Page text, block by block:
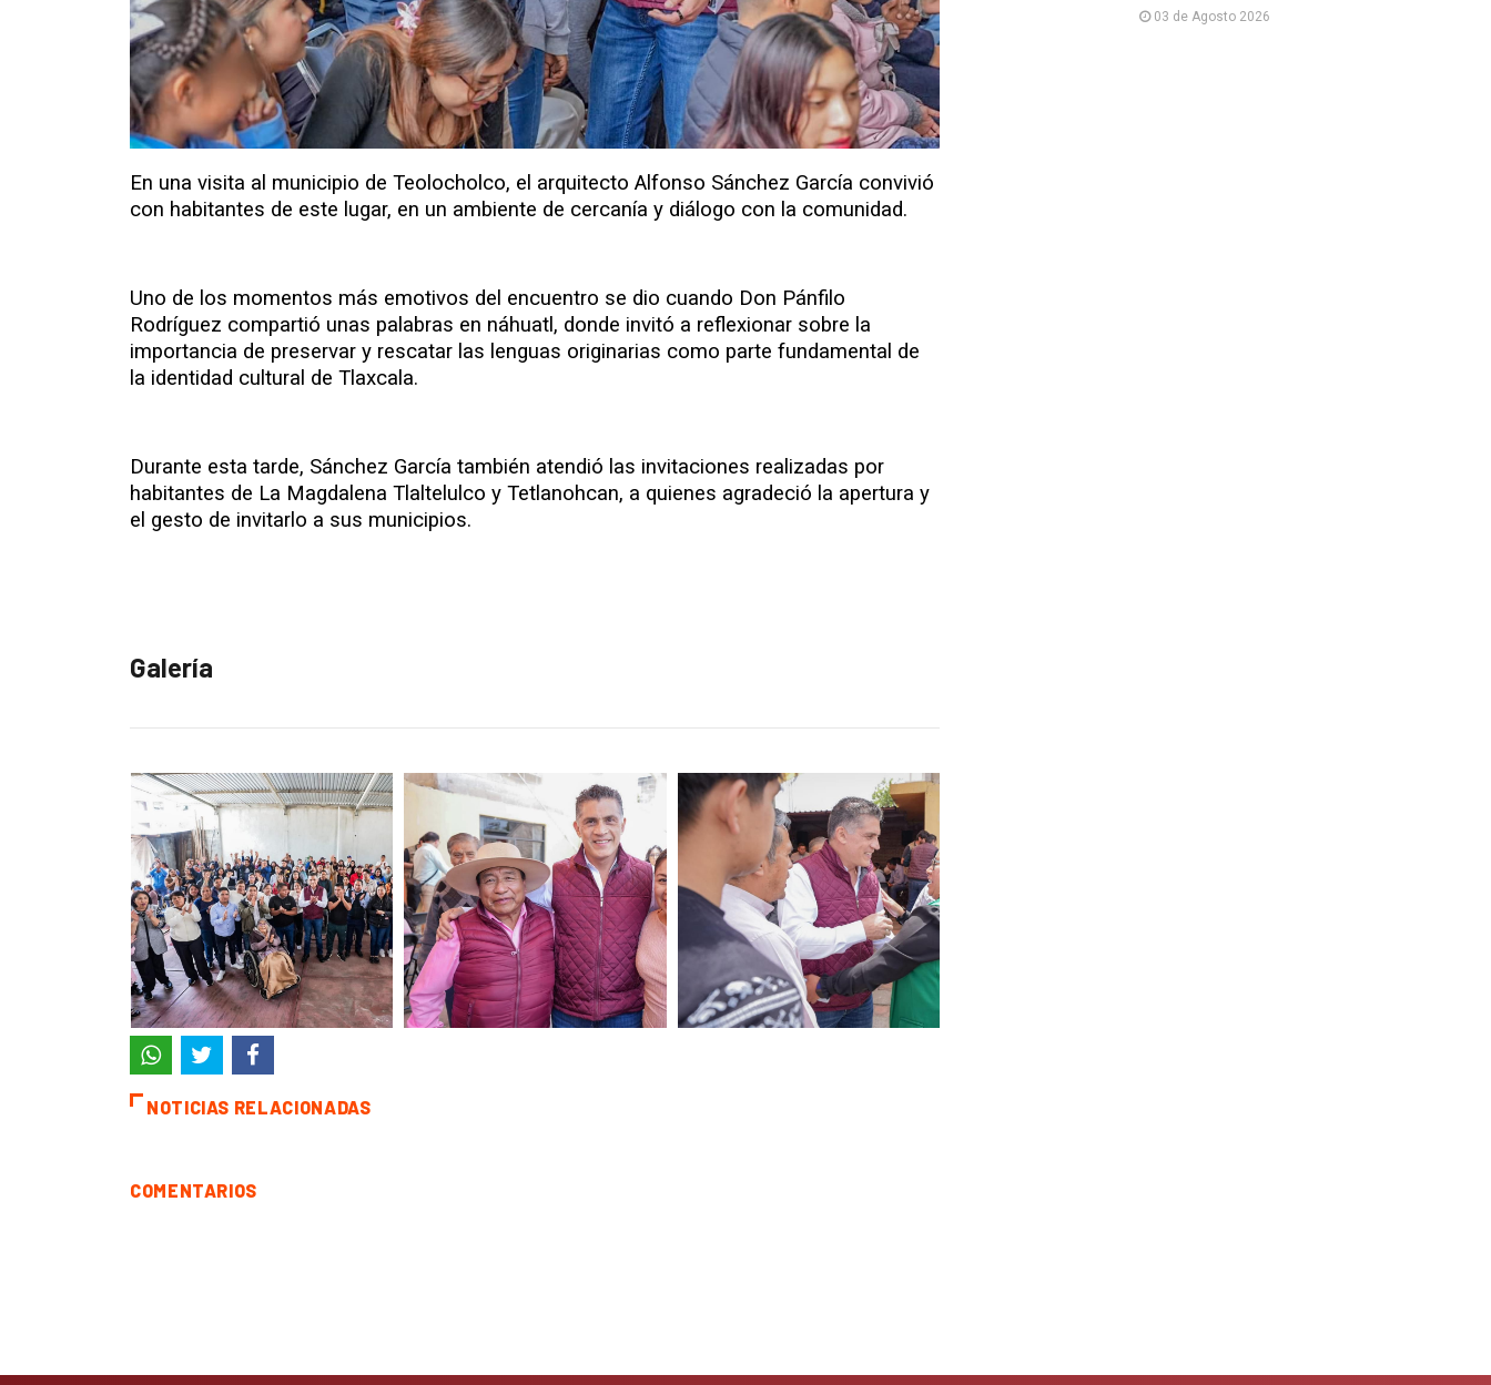
En una visita al municipio de Teolocholco, el arquitecto Alfonso Sánchez García convivió
con habitantes de este lugar, en un ambiente de cercanía y diálogo con la comunidad.
Uno de los momentos más emotivos del encuentro se dio cuando Don Pánfilo
Rodríguez compartió unas palabras en náhuatl, donde invitó a reflexionar sobre la
importancia de preservar y rescatar las lenguas originarias como parte fundamental de
la identidad cultural de Tlaxcala.
Durante esta tarde, Sánchez García también atendió las invitaciones realizadas por
habitantes de La Magdalena Tlaltelulco y Tetlanohcan, a quienes agradeció la apertura y
el gesto de invitarlo a sus municipios.
Galería
NOTICIAS RELACIONADAS
COMENTARIOS
03 de Agosto 2026